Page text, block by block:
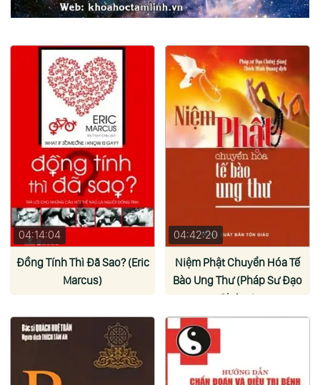
04:14:04
Đồng Tính Thì Đã Sao? (Eric
Marcus)
04:42:20
Niệm Phật Chuyển Hóa Tế
Bào Ung Thư (Pháp Sư Đạo
Chứng)